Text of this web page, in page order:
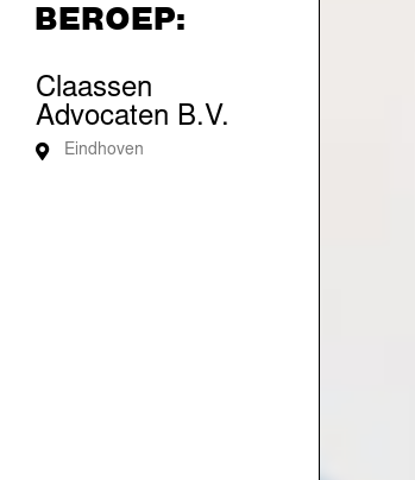
BEROEP:
Claassen
Advocaten B.V.
Eindhoven